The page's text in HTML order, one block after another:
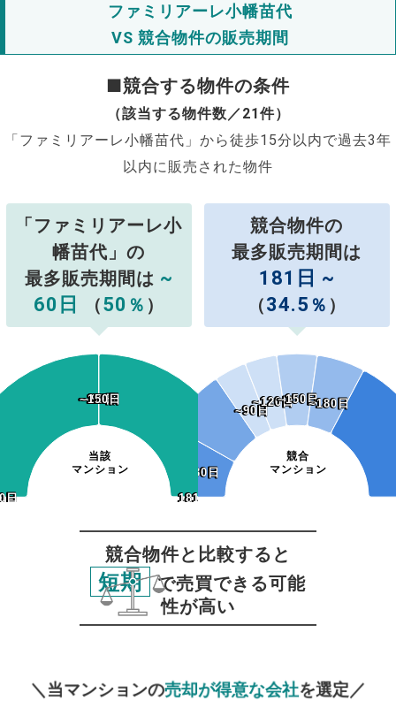
ファミリアーレ小幡苗代
VS 競合物件の販売期間
■競合する物件の条件
（該当する物件数／21件）
「ファミリアーレ小幡苗代」から徒歩15分以内で過去3年
以内に販売された物件
「ファミリアーレ小
幡苗代」の
最多販売期間は ~
60日
（50 ％ ）
当該
マンション
日
日
~90日
~90日
~120日
~120日
~150日
~150日
181日~
181日~
競合物件の
最多販売期間は
181日 ~
（34.5 ％ ）
競合
マンション
~30日
~30日
~90日
~90日
~120日
~120日~150日
~150日~180日
~180日
競合物件と比較すると
短期
で売買できる可能
性が高い
＼当マンションの売却が得意な会社を選定／